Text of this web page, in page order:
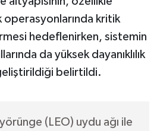
operasyonlarında kritik
hedeflenirken, sistemin
da yüksek dayanıklılık
belirtildi.
(LEO) uydu ağı ile